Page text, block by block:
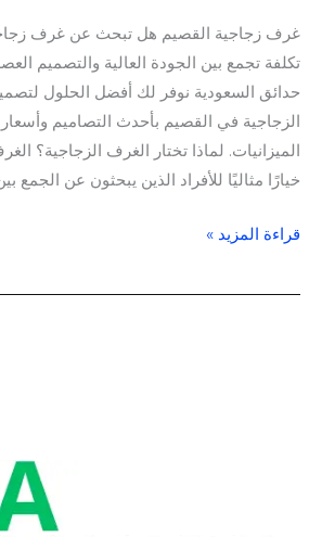
غرف زجاجية القصيم هل تبحث عن غرف
تكلفة تجمع بين الجودة العالية والتصميم
حدائق السعودية نوفر لك أفضل الحلول
الزجاجية في القصيم بأحدث التصاميم
الميزانيات. لماذا تختار الغرف الزجاجية؟
خيارًا مثاليًا للأفراد الذين يبحثون عن الجمع
قراءة المزيد »